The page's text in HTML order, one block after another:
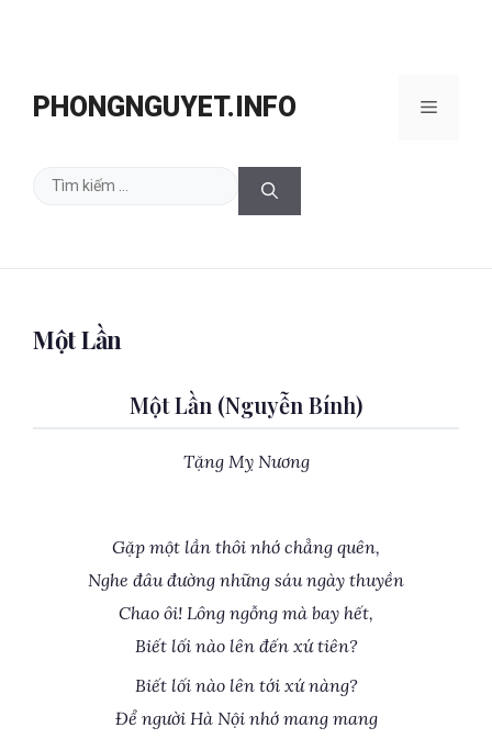
PHONGNGUYET.INFO Menu
Tìm
Một Lần
Một Lần (Nguyễn Bính)
Tặng Mỵ Nương
Gặp một lần thôi nhớ chẳng quên,
Nghe đâu đường những sáu ngày thuyền
Chao ôi! Lông ngỗng mà bay hết,
Biết lối nào lên đến xứ tiên?
Biết lối nào lên tới xứ nàng?
Để người Hà Nội nhớ mang mang